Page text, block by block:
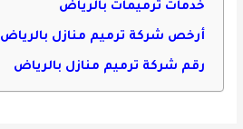
خدمات ترميمات بالرياض
أرخص شركة ترميم منازل بالرياض
رقم شركة ترميم منازل بالرياض